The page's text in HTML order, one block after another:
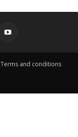
Terms and conditions